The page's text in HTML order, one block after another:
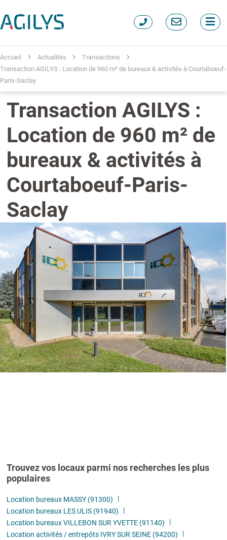
Accueil Actualités
Transactions
Transaction AGILYS : Location de 960 m² de bureaux & activités à Courtaboeuf-
Paris-Saclay
Transaction AGILYS :
Location de 960 m² de
bureaux & activités à
Courtaboeuf-Paris-
Saclay
Trouvez vos locaux parmi nos recherches les plus
populaires
Location bureaux MASSY (91300)
Location bureaux LES ULIS (91940)
Location bureaux VILLEBON SUR YVETTE (91140)
Location activités / entrepôts IVRY SUR SEINE (94200)